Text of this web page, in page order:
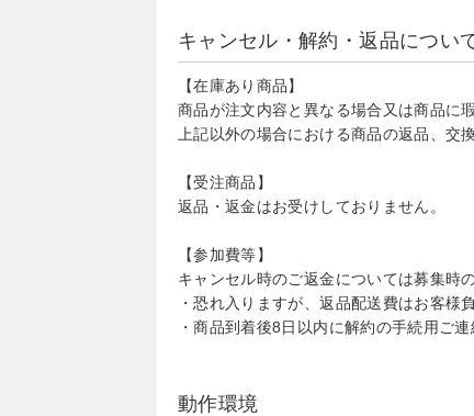
キャンセル・解約・返品につい
【在庫あり商品】
商品が注文内容と異なる場合又は商品に
上記以外の場合における商品の返品、交
【受注商品】
返品・返金はお受けしておりません。
【参加費等】
キャンセル時のご返金については募集時
・恐れ入りますが、返品配送費はお客様
・商品到着後8日以内に解約の手続用ご
動作環境